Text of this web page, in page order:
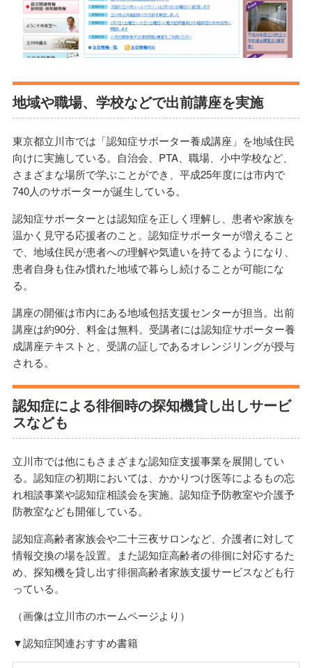
地域や職場、学校などで出前講座を実施
東京都立川市では「認知症サポーター養成講座」を地域住民
向けに実施している。自治会、PTA、職場、小中学校など、
さまざまな場所で学ぶことができ、平成25年度には市内で
740人のサポーターが誕生している。
認知症サポーターとは認知症を正しく理解し、患者や家族を
温かく見守る応援者のこと。認知症サポーターが増えること
で、地域住民が患者への理解や気遣いを持てるようになり、
患者自身も住み慣れた地域で暮らし続けることが可能にな
る。
講座の開催は市内にある地域包括支援センターが担当。出前
講座は約90分、料金は無料。受講者には認知症サポーター養
成講座テキストと、受講の証しであるオレンジリングが授与
される。
認知症による徘徊時の探知機貸し出しサービ
スなども
立川市では他にもさまざまな認知症支援事業を展開してい
る。認知症の初期においては、かかりつけ医等によるもの忘
れ相談事業や認知症相談会を実施。認知症予防教室や介護予
防教室なども開催している。
認知症高齢者家族会や二十三夜サロンなど、介護者に対して
情報交換の場を設置。また認知症高齢者の徘徊に対応するた
め、探知機を貸し出す徘徊高齢者家族支援サービスなども行
っている。
（画像は立川市のホームページより）
▼認知症関連おすすめ書籍